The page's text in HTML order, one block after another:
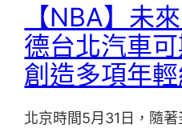
【NBA】未
德台北汽車
創造多項年
北京時間5月31日，隨